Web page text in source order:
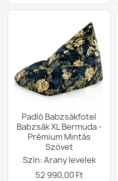
Padló Babzsákfotel
Babzsák XL Bermuda -
Prémium Mintás
Szövet
Szín: Arany levelek
52 990,00 Ft